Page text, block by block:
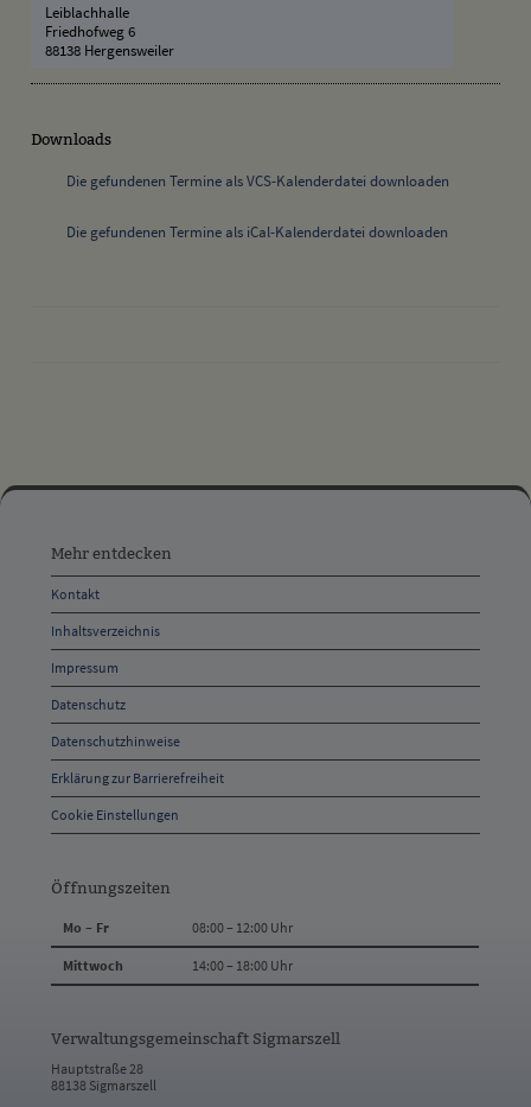
Leiblachhalle
Friedhofweg 6
88138 Hergensweiler
Downloads
Die gefundenen Termine als VCS-Kalenderdatei downloaden
Die gefundenen Termine als iCal-Kalenderdatei downloaden
entdecken,
Öffnungszeiten
und
Anschrift
und
Kontakt
Mehr entdecken
Kontakt
Inhaltsverzeichnis
Impressum
Datenschutz
Datenschutzhinweise
Erklärung zur Barrierefreiheit
Cookie Einstellungen
Öffnungszeiten
Mo – Fr 08:00 – 12:00 Uhr
Mittwoch 14:00 – 18:00 Uhr
Verwaltungsgemeinschaft Sigmarszell
Hauptstraße 28
88138 Sigmarszell